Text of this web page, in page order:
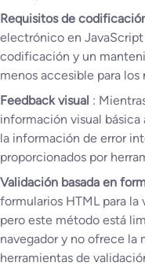
Requisitos de
electrónico en
codificación y un
menos accesible para los
Feedback visual :
información visual básica
la información de error
proporcionados por
Validación basada en
formularios HTML para
pero este método está
navegador y no ofrece la
herramientas de